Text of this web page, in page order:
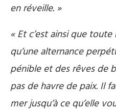
en réveille. »
« Et c’est ainsi que
qu’une alternance
pénible et des rêves de
pas de havre de paix. Il
mer jusqu’à ce qu’elle